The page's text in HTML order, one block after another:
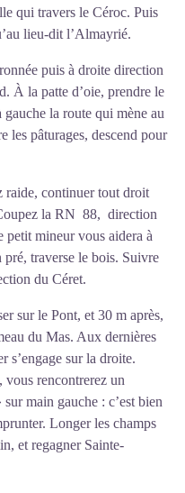
qui travers le Céroc. Puis
lieu-dit l’Almayrié.
puis à droite direction
À la patte d’oie, prendre le
la route qui mène au
les pâturages, descend pour
raide, continuer tout droit
la RN 88, direction
mineur vous aidera à
traverse le bois. Suivre
du Céret.
sur le Pont, et 30 m après,
du Mas. Aux dernières
s’engage sur la droite.
rencontrerez un
main gauche : c’est bien
Longer les champs
et regagner Sainte-